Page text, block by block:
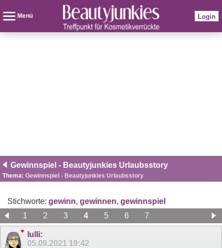
Menü Login
Gewinnspiel - Beautyjunkies Urlaubsstory
Thema: Gewinnspiel - Beautyjunkies Urlaubsstory
Stichworte: gewinn, gewinnen, gewinnspiel
1
2 3 4 5 6 7
lulli:
05.09.2021 19:42